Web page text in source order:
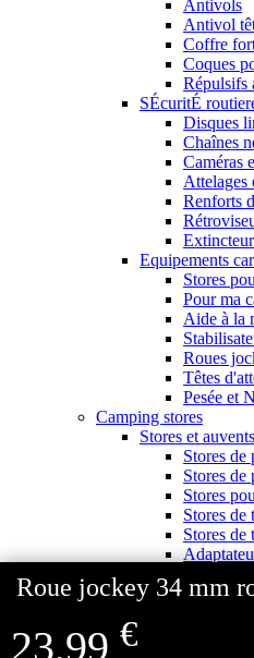
Roue jockey 34 mm
23,99 €
Antivols
Antivol
Coffre
Coques
Répulsifs
SÉcuritÉ
Disques
Chaînes
Caméras
Attelages
Renforts
Equipements
Stores
Pour ma
Aide à la
Roues
Têtes
Pesée et
Camping stores
Stores et auvents
Stores
Stores
Stores
Stores
Stores
Façades
Pièces
Auvents
Auvents